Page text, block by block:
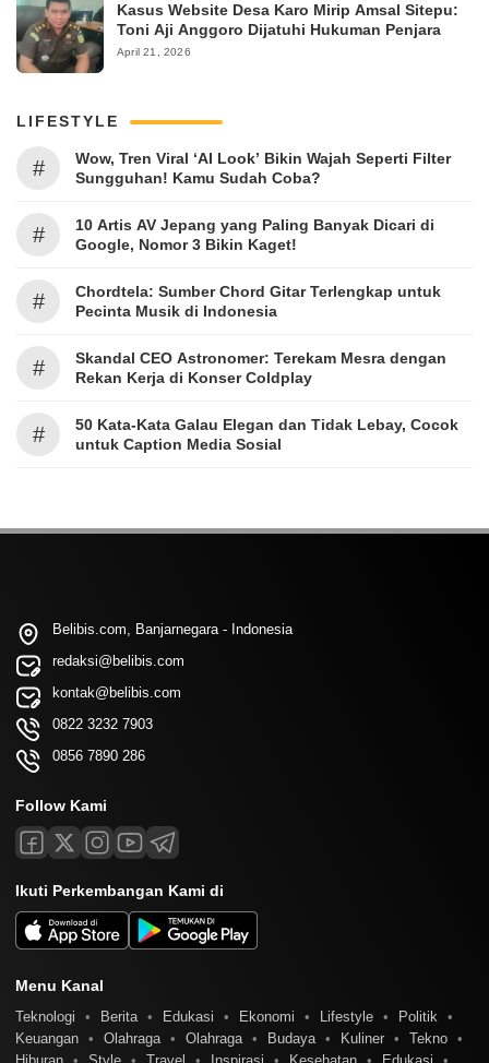
Kasus Website Desa Karo Mirip Amsal Sitepu:
Toni Aji Anggoro Dijatuhi Hukuman Penjara
April 21, 2026
LIFESTYLE
#
Wow, Tren Viral ‘AI Look’ Bikin Wajah Seperti Filter
Sungguhan! Kamu Sudah Coba?
#
10 Artis AV Jepang yang Paling Banyak Dicari di
Google, Nomor 3 Bikin Kaget!
#
Chordtela: Sumber Chord Gitar Terlengkap untuk
Pecinta Musik di Indonesia
#
Skandal CEO Astronomer: Terekam Mesra dengan
Rekan Kerja di Konser Coldplay
#
50 Kata-Kata Galau Elegan dan Tidak Lebay, Cocok
untuk Caption Media Sosial
Belibis.com, Banjarnegara - Indonesia
redaksi@belibis.com
kontak@belibis.com
0822 3232 7903
0856 7890 286
Follow Kami
Ikuti Perkembangan Kami di
Menu Kanal
Teknologi Berita Edukasi Ekonomi Lifestyle
Politik
Keuangan
Olahraga Olahraga Budaya Kuliner
Tekno